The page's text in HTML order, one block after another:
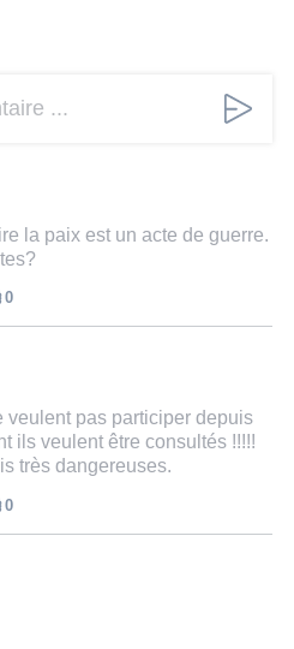
...
la paix est un acte de guerre.
0
veulent pas participer depuis
ils veulent être consultés !!!!!
très dangereuses.
0